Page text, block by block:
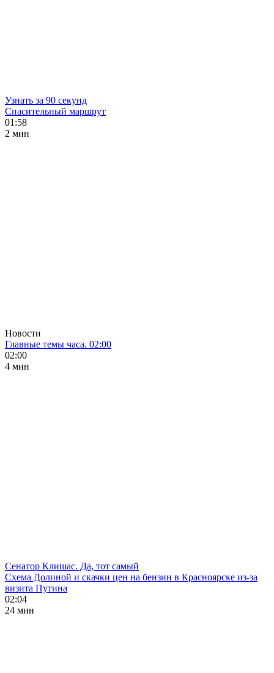
Узнать за 90 секунд
Спасительный маршрут
01:58
2 мин
Новости
Главные темы часа. 02:00
02:00
4 мин
Сенатор Клишас. Да, тот самый
Схема Долиной и скачки цен на бензин в Красноярске из-за
визита Путина
02:04
24 мин